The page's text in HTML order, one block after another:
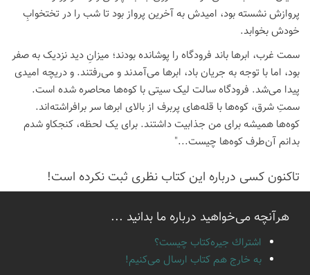
پروازش نشسته بود، امیدش به آخرین پرواز بود تا شب را در تختخوابِ
خودش بخوابد.
سمت غرب، ابرها باند فرودگاه را پوشانده بودند؛ میزانِ دید نزدیک به صفر
بود، اما با توجه به جریان باد، ابرها می‌آمدند و می‌رفتند. و دریچه امیدی
پیدا می‌شد. فرودگاه سالت لیک سیتی با کوه‌ها محاصره شده است.
سمتِ شرق، کوه‌ها با قله‌های پربرف از بالای ابرها سر برافراشته‌اند.
کوه‌ها همیشه برای من جذابیت داشتند. برای یک لحظه، کنجکاو شدم
بدانم آن‌طرف کوه‌ها چیست..."
تاكنون كسی درباره این كتاب نظری ثبت نكرده است!
هرآنچه می‌خواهید درباره ما بدانید ...
اشتراك جيره‌كتاب چيست؟
به خارج هم كتاب ارسال می‌كنیم!